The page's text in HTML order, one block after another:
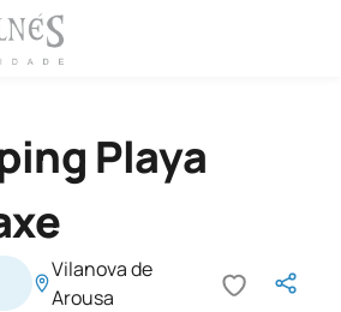
Playa
Vilanova de
Arousa